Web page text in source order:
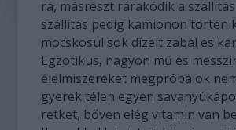
rá, másrészt rárakódik a
szállítás pedig kamionon
mocskosul sok dízelt zabál és
Egzotikus, nagyon mű és
élelmiszereket megpróbálok
gyerek télen egyen
retket, bőven elég vitamin van